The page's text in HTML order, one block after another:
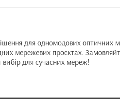
для одномодових оптичних
мережевих проєктах.
вибір для сучасних мереж!